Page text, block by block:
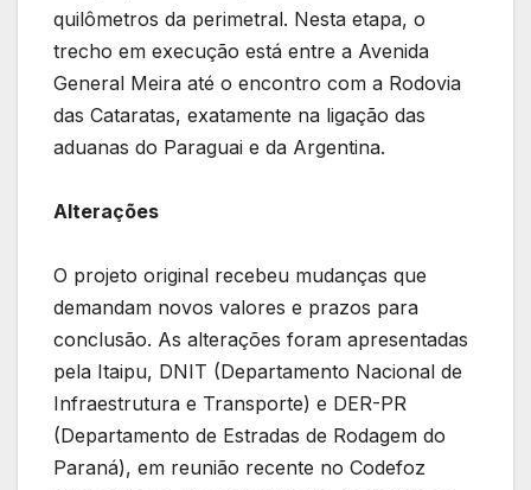
quilômetros da perimetral. Nesta etapa, o
trecho em execução está entre a Avenida
General Meira até o encontro com a Rodovia
das Cataratas, exatamente na ligação das
aduanas do Paraguai e da Argentina.
Alterações
O projeto original recebeu mudanças que
demandam novos valores e prazos para
conclusão. As alterações foram apresentadas
pela Itaipu, DNIT (Departamento Nacional de
Infraestrutura e Transporte) e DER-PR
(Departamento de Estradas de Rodagem do
Paraná), em reunião recente no Codefoz